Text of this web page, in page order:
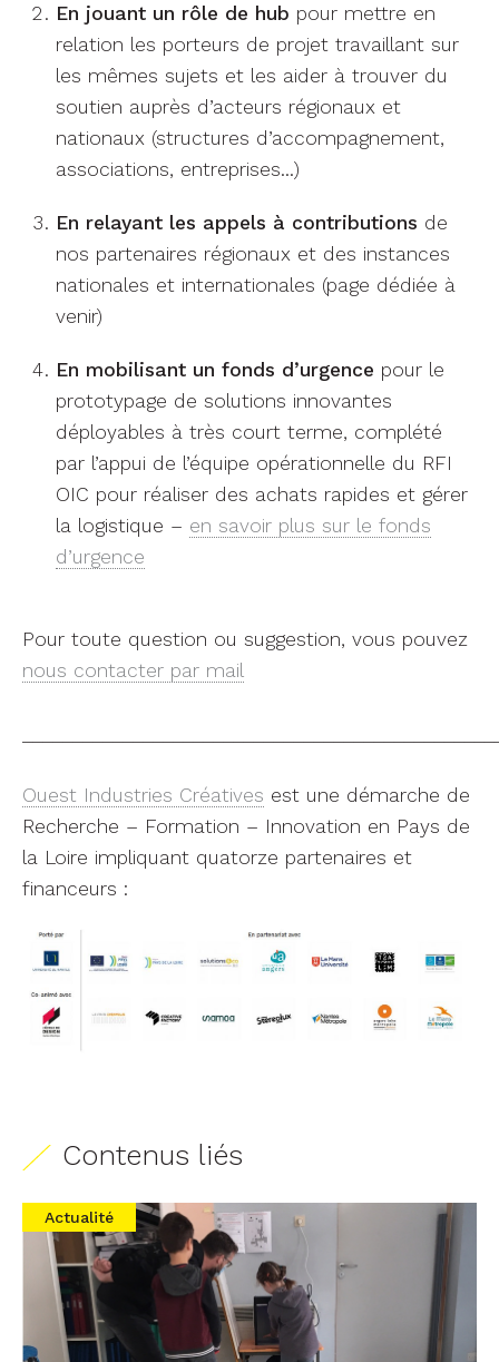
En jouant un rôle de hub pour mettre en
relation les porteurs de projet travaillant sur
les mêmes sujets et les aider à trouver du
soutien auprès d’acteurs régionaux et
nationaux (structures d’accompagnement,
associations, entreprises…)
En relayant les appels à contributions de
nos partenaires régionaux et des instances
nationales et internationales (page dédiée à
venir)
En mobilisant un fonds d’urgence pour le
prototypage de solutions innovantes
déployables à très court terme, complété
par l’appui de l’équipe opérationnelle du RFI
OIC pour réaliser des achats rapides et gérer
la logistique – en savoir plus sur le fonds
d’urgence
Pour toute question ou suggestion, vous pouvez
nous contacter par mail
Ouest Industries Créatives est une démarche de
Recherche – Formation – Innovation en Pays de
la Loire impliquant quatorze partenaires et
financeurs :
Contenus liés
Actualité